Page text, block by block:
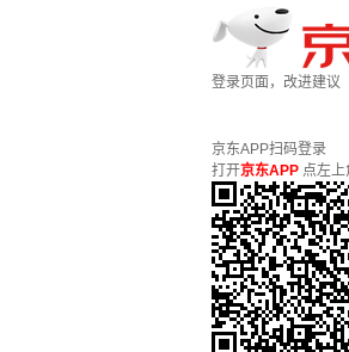
登录页面，改进建议
京东APP扫码登录
打开京东APP 点左上